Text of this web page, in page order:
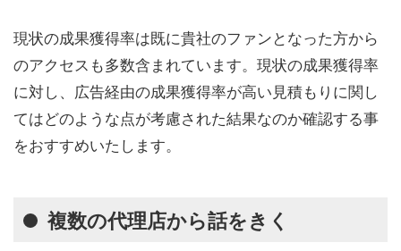
現状の成果獲得率は既に貴社のファンとなった方から
のアクセスも多数含まれています。現状の成果獲得率
に対し、広告経由の成果獲得率が高い見積もりに関し
てはどのような点が考慮された結果なのか確認する事
をおすすめいたします。
複数の代理店から話をきく